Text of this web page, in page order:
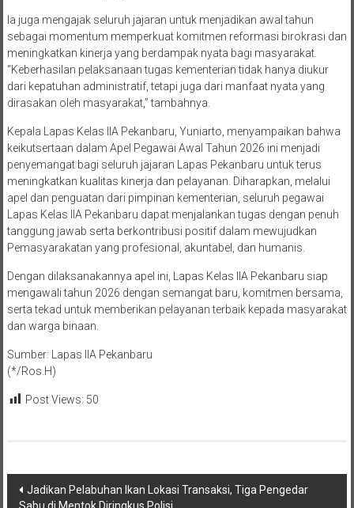
Ia juga mengajak seluruh jajaran untuk menjadikan awal tahun
sebagai momentum memperkuat komitmen reformasi birokrasi dan
meningkatkan kinerja yang berdampak nyata bagi masyarakat.
“Keberhasilan pelaksanaan tugas kementerian tidak hanya diukur
dari kepatuhan administratif, tetapi juga dari manfaat nyata yang
dirasakan oleh masyarakat,” tambahnya.
Kepala Lapas Kelas IIA Pekanbaru, Yuniarto, menyampaikan bahwa
keikutsertaan dalam Apel Pegawai Awal Tahun 2026 ini menjadi
penyemangat bagi seluruh jajaran Lapas Pekanbaru untuk terus
meningkatkan kualitas kinerja dan pelayanan. Diharapkan, melalui
apel dan penguatan dari pimpinan kementerian, seluruh pegawai
Lapas Kelas IIA Pekanbaru dapat menjalankan tugas dengan penuh
tanggung jawab serta berkontribusi positif dalam mewujudkan
Pemasyarakatan yang profesional, akuntabel, dan humanis.
Dengan dilaksanakannya apel ini, Lapas Kelas IIA Pekanbaru siap
mengawali tahun 2026 dengan semangat baru, komitmen bersama,
serta tekad untuk memberikan pelayanan terbaik kepada masyarakat
dan warga binaan.
Sumber: Lapas llA Pekanbaru
(*/Ros.H)
Post Views: 50
Navigasi
Jadikan Pelabuhan Ikan Lokasi Transaksi, Tiga Pengedar